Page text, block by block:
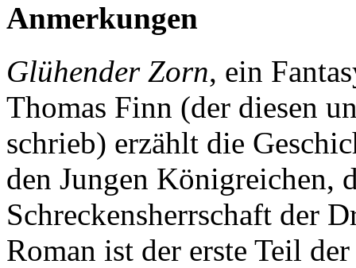
Anmerkungen
Glühender Zorn, ein
Thomas Finn (der diesen
schrieb) erzählt die
den Jungen Königreichen,
Schreckensherrschaft der
Roman ist der erste Teil